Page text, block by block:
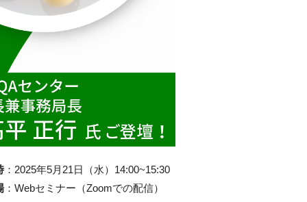
： 2025年5月21日（水）14:00~15:30
： Webセミナー（Zoomでの配信）